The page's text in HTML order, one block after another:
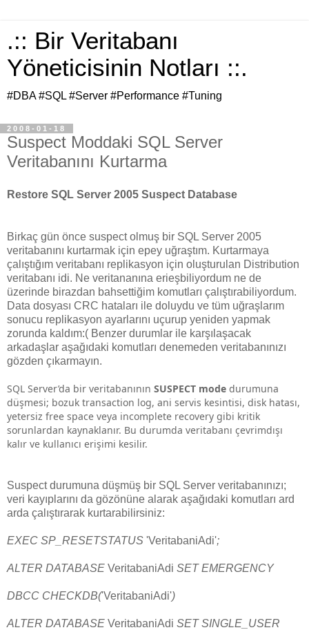
.:: Bir Veritabanı
Yöneticisinin Notları ::.
#DBA #SQL #Server #Performance #Tuning
2008-01-18
Suspect Moddaki SQL Server
Veritabanını Kurtarma
Restore SQL Server 2005 Suspect Database
Birkaç gün önce suspect olmuş bir SQL Server 2005
veritabanını kurtarmak için epey uğraştım. Kurtarmaya
çalıştığım veritabanı replikasyon için oluşturulan Distribution
veritabanı idi. Ne veritananına erieşbiliyordum ne de
üzerinde birazdan bahsettiğim komutları çalıştırabiliyordum.
Data dosyası CRC hataları ile doluydu ve tüm uğraşlarım
sonucu replikasyon ayarlarını uçurup yeniden yapmak
zorunda kaldım:( Benzer durumlar ile karşılaşacak
arkadaşlar aşağıdaki komutları denemeden veritabanınızı
gözden çıkarmayın.
SQL Server’da bir veritabanının SUSPECT mode durumuna
düşmesi; bozuk transaction log, ani servis kesintisi, disk hatası,
yetersiz free space veya incomplete recovery gibi kritik
sorunlardan kaynaklanır. Bu durumda veritabanı çevrimdışı
kalır ve kullanıcı erişimi kesilir.
Suspect durumuna düşmüş bir SQL Server veritabanınızı;
veri kayıplarını da gözönüne alarak aşağıdaki komutları ard
arda çalıştırarak kurtarabilirsiniz:
EXEC SP_RESETSTATUS 'VeritabaniAdi';
ALTER DATABASE VeritabaniAdi SET EMERGENCY
DBCC CHECKDB('VeritabaniAdi')
ALTER DATABASE VeritabaniAdi SET SINGLE_USER